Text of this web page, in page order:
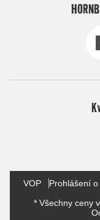
VOP Prohlášení
* Všechny ceny